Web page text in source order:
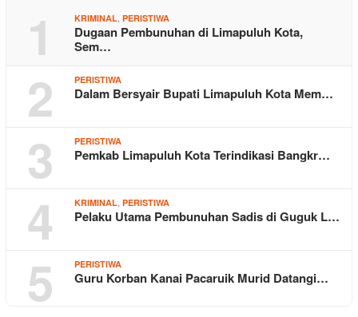
1 KRIMINAL PERISTIWA
Dugaan Pembunuhan di Limapuluh Kota,
Sem…
2 PERISTIWA
Dalam Bersyair Bupati Limapuluh Kota Mem…
3 PERISTIWA
Pemkab Limapuluh Kota Terindikasi Bangkr…
4 KRIMINAL PERISTIWA
Pelaku Utama Pembunuhan Sadis di Guguk L…
5 PERISTIWA
Guru Korban Kanai Pacaruik Murid Datangi…